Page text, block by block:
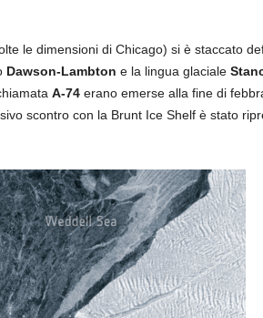
le dimensioni di Chicago) si è staccato
Dawson-Lambton e la lingua glaciale
A-74erano emerse alla fine di
scontro con la Brunt Ice Shelf è stato